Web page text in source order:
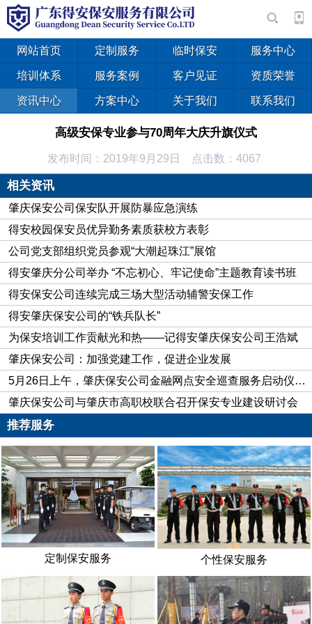
网站首页 定制服务 临时保安 服务中心
培训体系 服务案例 客户见证 资质荣誉
资讯中心 方案中心 关于我们 联系我们
高级安保专业参与70周年大庆升旗仪式
发布时间：2019年9月29日 点击数：4067
相关资讯
肇庆保安公司保安队开展防暴应急演练
得安校园保安员优异勤务素质获校方表彰
公司党支部组织党员参观“大潮起珠江”展馆
得安肇庆分公司举办 “不忘初心、牢记使命”主题教育读书班
得安保安公司连续完成三场大型活动辅警安保工作
得安肇庆保安公司的“铁兵队长”
为保安培训工作贡献光和热——记得安肇庆保安公司王浩斌
肇庆保安公司：加强党建工作，促进企业发展
5月26日上午，肇庆保安公司金融网点安全巡查服务启动仪式在肇庆押运基地操场举行
肇庆保安公司与肇庆市高职校联合召开保安专业建设研讨会
推荐服务
定制保安服务 个性保安服务